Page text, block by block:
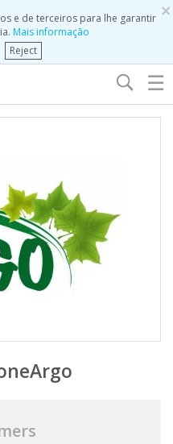
×
e de terceiros para lhe garantir
Mais informação
Reject
☰